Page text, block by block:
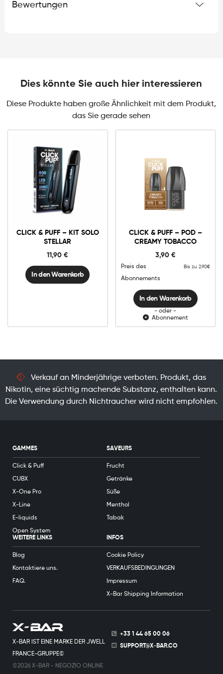
Bewertungen
Dies könnte Sie auch hier interessieren
Diese Produkte haben große Ähnlichkeit mit dem Produkt,
das Sie gerade sehen
CLICK & PUFF – KIT SOLO
STELLAR
11,90€
Click
-
Kit
STELLAR
In den Warenkorb
CLICK & PUFF – POD –
CREAMY TOBACCO
3,90 €
Preis des
Abonnements
Bis zu 2.90€
0mg 10mg
&
-
-
Creamy
Tobacco
In den Warenkorb
In den Warenkorb
- oder -
Abonnement
Verkauf an Minderjährige verboten. Produkt, das
Nikotin, eine süchtig machende Substanz, enthalten kann.
Die Verwendung durch Nichtraucher wird nicht empfohlen.
X-BAR IST EINE MARKE DER JWELL
FRANCE-GRUPPE©
©2026 X-BAR - NEGOZIO ONLINE
+33 1 44 65 00 06
SUPPORT@X-BAR.CO
GAMMES
Click & Puff
CUBX
X-One Pro
X-Line
E-liquids
Open System
SAVEURS
Frucht
Getränke
Süße
Menthol
Tabak
WEITERE LINKS
Blog
Kontaktiere uns.
FAQ.
INFOS
Cookie Policy
VERKAUFSBEDINGUNGEN
Impressum
X-Bar Shipping Information